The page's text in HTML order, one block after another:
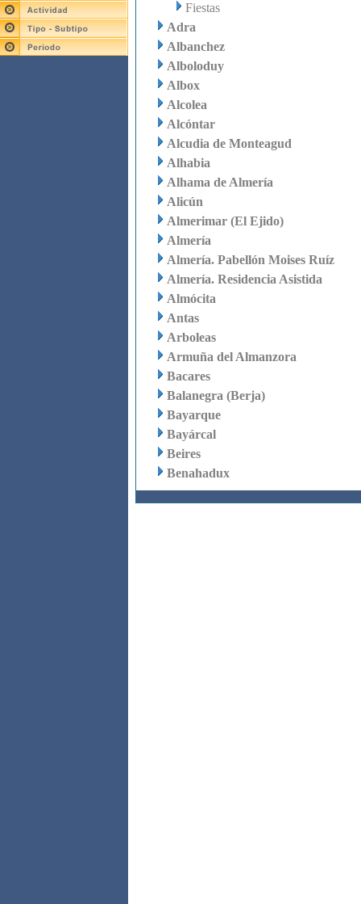
Fiestas
Adra
Albanchez
Alboloduy
Albox
Alcolea
Alcóntar
Alcudia de Monteagud
Alhabia
Alhama de Almería
Alicún
Almerimar (El Ejido)
Almería
Almería. Pabellón Moises Ruíz
Almería. Residencia Asistida
Almócita
Antas
Arboleas
Armuña del Almanzora
Bacares
Balanegra (Berja)
Bayarque
Bayárcal
Beires
Benahadux